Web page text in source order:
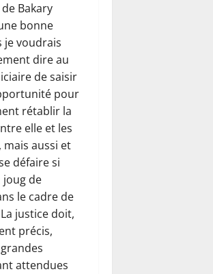
Bakary
bonne
je voudrais
dire au
de saisir
pour
rétablir la
elle et les
mais aussi et
défaire si
joug de
le cadre de
justice doit,
précis,
attendues